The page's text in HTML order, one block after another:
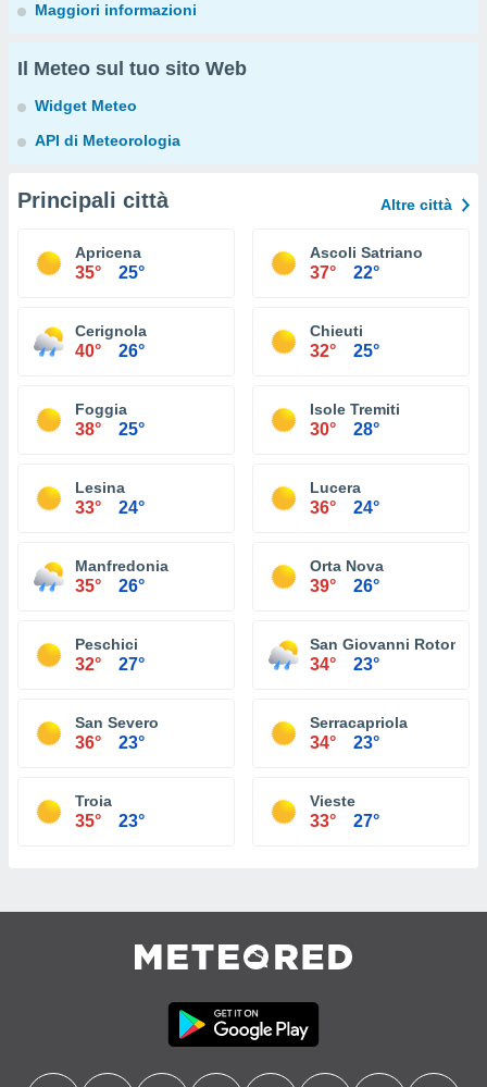
Maggiori informazioni
Il Meteo sul tuo sito Web
Widget Meteo
API di Meteorologia
Principali città Altre città
Apricena
35° 25°
Ascoli Satriano
37° 22°
Cerignola
40° 26°
Chieuti
32° 25°
Foggia
38° 25°
Isole Tremiti
30° 28°
Lesina
33° 24°
Lucera
36° 24°
Manfredonia
35° 26°
Orta Nova
39° 26°
Peschici
32° 27°
San Giovanni Rotondo
34° 23°
San Severo
36° 23°
Serracapriola
34° 23°
Troia
35° 23°
Vieste
33° 27°